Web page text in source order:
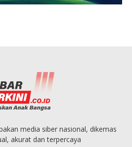
media siber nasional, dikemas
akurat dan terpercaya